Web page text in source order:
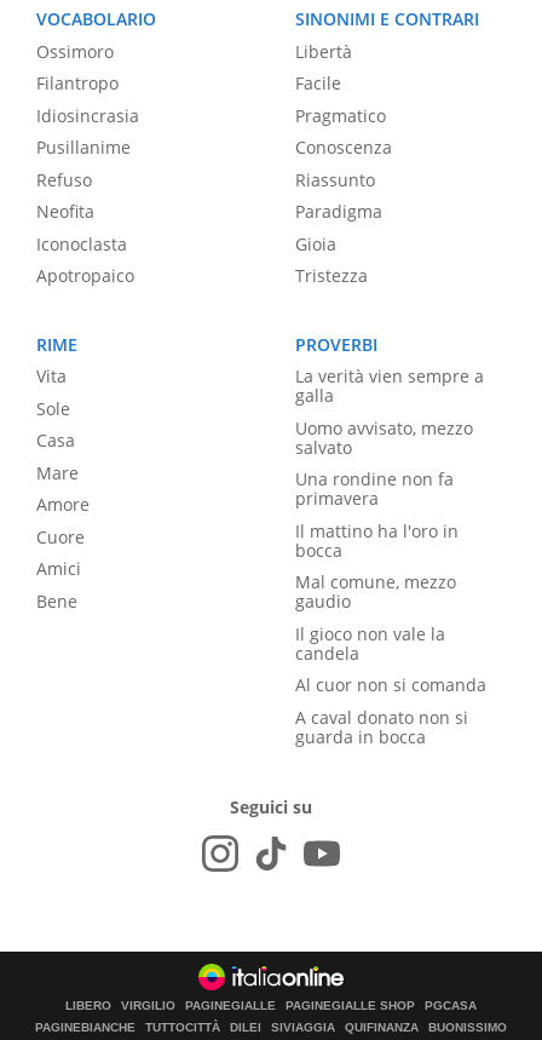
VOCABOLARIO
Ossimoro
Filantropo
Idiosincrasia
Pusillanime
Refuso
Neofita
Iconoclasta
Apotropaico
SINONIMI E CONTRARI
Libertà
Facile
Pragmatico
Conoscenza
Riassunto
Paradigma
Gioia
Tristezza
RIME
Vita
Sole
Casa
Mare
Amore
Cuore
Amici
Bene
PROVERBI
La verità vien sempre a
galla
Uomo avvisato, mezzo
salvato
Una rondine non fa
primavera
Il mattino ha l'oro in
bocca
Mal comune, mezzo
gaudio
Il gioco non vale la
candela
Al cuor non si comanda
A caval donato non si
guarda in bocca
Seguici su
LIBERO VIRGILIO PAGINEGIALLE PAGINEGIALLE SHOP
PGCASA
PAGINEBIANCHE
TUTTOCITTÀ DILEI SIVIAGGIA QUIFINANZA BUONISSIMO